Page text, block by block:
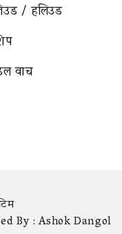
/ हलिउड
वाच
By :Ashok Dangol